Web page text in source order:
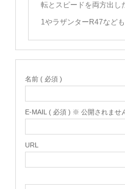
転とスピードを両方出し
1やラザンターR47など
名前 ( 必須 )
E-MAIL ( 必須 ) ※ 公開されませ
URL